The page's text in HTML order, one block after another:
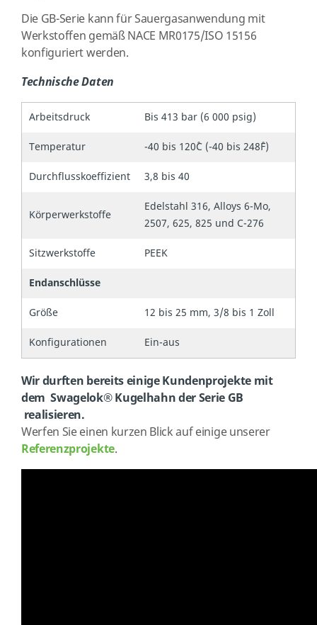
Die GB-Serie kann für Sauergasanwendung mit
Werkstoffen gemäß NACE MR0175/ISO 15156
konfiguriert werden.
Technische Daten
Arbeitsdruck
Bis 413 bar (6 000 psig)
Temperatur
-40 bis 120˚C (-40 bis 248˚F)
Durchflusskoeffizient
3,8 bis 40
Körperwerkstoffe
Edelstahl 316, Alloys 6-Mo,
2507, 625, 825 und C-276
Sitzwerkstoffe
PEEK
Endanschlüsse
Größe
12 bis 25 mm, 3/8 bis 1 Zoll
Konfigurationen
Ein-aus
Wir durften bereits einige Kundenprojekte mit
dem Swagelok® Kugelhahn der Serie GB
realisieren.
Werfen Sie einen kurzen Blick auf einige unserer
Referenzprojekte.